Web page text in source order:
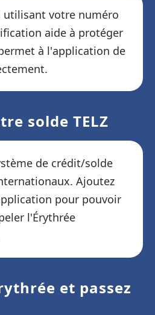
utilisant votre numéro
aide à protéger
à l'application de
solde TELZ
de crédit/solde
Ajoutez
pour pouvoir
l'Érythrée
et passez